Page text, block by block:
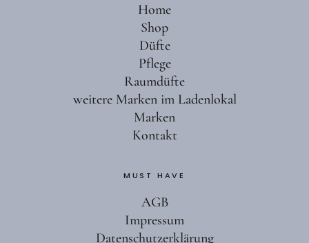
Home
Shop
Düfte
Pflege
Raumdüfte
weitere Marken im Ladenlokal
Marken
Kontakt
MUST HAVE
AGB
Impressum
Datenschutzerklärung